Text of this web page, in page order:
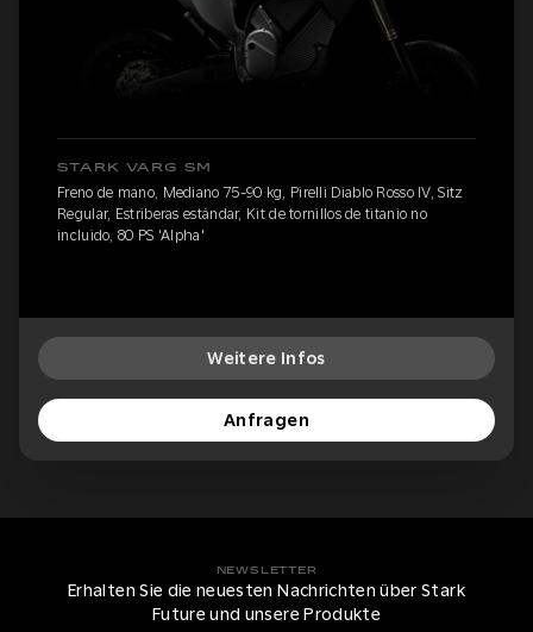
STARK VARG SM
Freno de mano, Mediano 75-90 kg, Pirelli Diablo Rosso IV, Sitz
Regular, Estriberas estándar, Kit de tornillos de titanio no
incluido, 80 PS 'Alpha'
Weitere Infos
Anfragen
NEWSLETTER
Erhalten Sie die neuesten Nachrichten über Stark
Future und unsere Produkte